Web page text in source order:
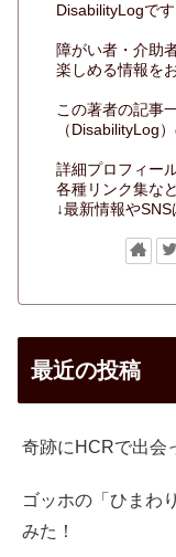
DisabilityLogです
障がい者・介助
楽しめる情報を
この著者の記事
（DisabilityLog
詳細プロフィー
各種リンク集な
↓最新情報やSNS
最近の投稿
奇跡にHCRで出会
ゴッホの「ひまわ
みた！